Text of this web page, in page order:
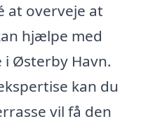
at overveje at
hjælpe med
Østerby Havn.
kan du
vil få den